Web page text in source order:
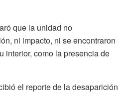
que la unidad no
ni impacto, ni se encontraron
interior, como la presencia de
el reporte de la desaparición